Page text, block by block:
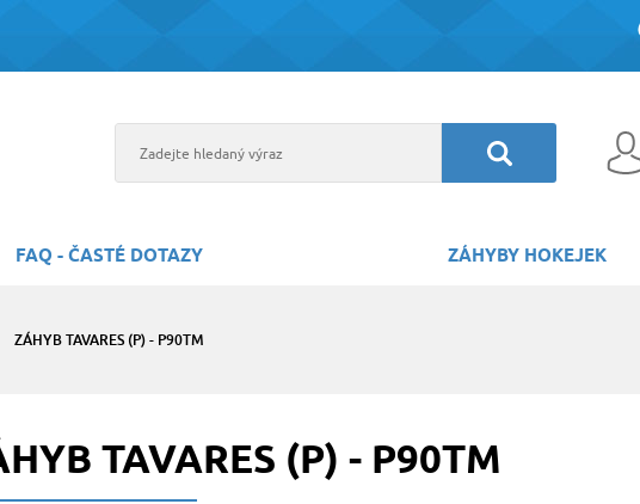
FAQ - ČASTÉ DOTAZY ZÁHYBY HOKEJEK
ZÁHYB TAVARES (P) - P90TM
TAVARES (P) - P90TM